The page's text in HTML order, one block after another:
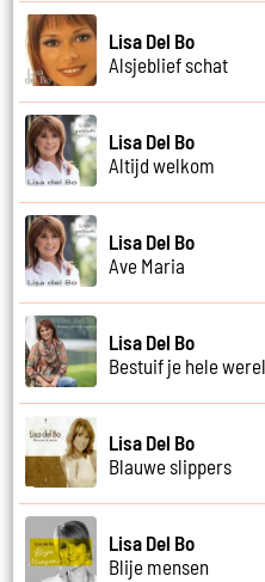
Lisa Del Bo
Alsjeblief schat
Lisa Del Bo
Altijd welkom
Lisa Del Bo
Ave Maria
Lisa Del Bo
Bestuif je hele
Lisa Del Bo
Blauwe slippers
Lisa Del Bo
Blije mensen